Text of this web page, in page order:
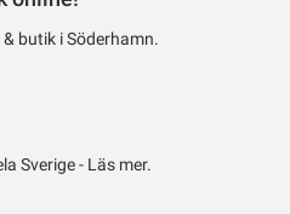
butik i Söderhamn.
Sverige - Läs mer.